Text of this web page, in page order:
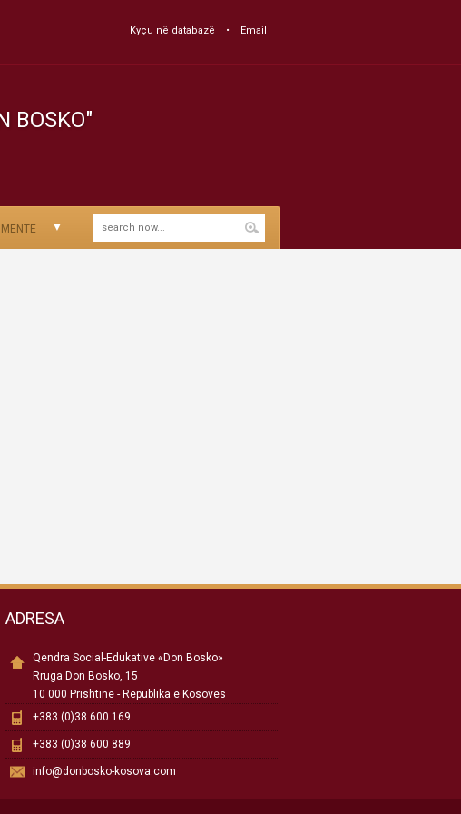
Kyçu në databazë Email
BOSKO"
▼
ADRESA
Qendra Social-Edukative «Don Bosko»
Rruga Don Bosko, 15
10 000 Prishtinë - Republika e Kosovës
+383 (0)38 600 169
+383 (0)38 600 889
info@donbosko-kosova.com